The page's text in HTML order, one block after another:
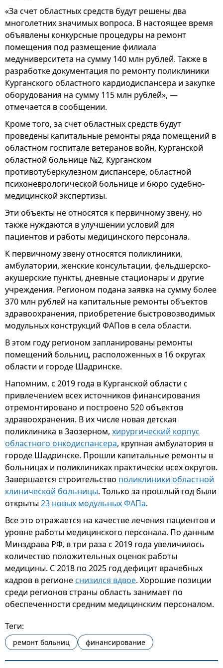
«За счет областных средств будут решены два
многолетних значимых вопроса. В настоящее время
объявлены конкурсные процедуры на ремонт
помещения под размещение филиала
медуниверситета на сумму 140 млн рублей. Также в
разработке документация по ремонту поликлиники
Курганского областного кардиодиспансера и закупке
оборудования на сумму 115 млн рублей», —
отмечается в сообщении.
Кроме того, за счет областных средств будут
проведены капитальные ремонты ряда помещений в
областном госпитале ветеранов войн, Курганской
областной больнице №2, Курганском
противотуберкулезном диспансере, областной
психоневрологической больнице и бюро судебно-
медицинской экспертизы.
Эти объекты не относятся к первичному звену, но
также нуждаются в улучшении условий для
пациентов и работы медицинского персонала.
К первичному звену относятся поликлиники,
амбулатории, женские консультации, фельдшерско-
акушерские пункты, дневные стационары и другие
учреждения. Регионом подана заявка на сумму более
370 млн рублей на капитальные ремонты объектов
здравоохранения, приобретение быстровозводимых
модульных конструкций ФАПов в села области.
В этом году регионом запланированы ремонты
помещений больниц, расположенных в 16 округах
области и городе Шадринске.
Напомним, с 2019 года в Курганской области с
привлечением всех источников финансирования
отремонтировано и построено 520 объектов
здравоохранения. В их числе новая детская
поликлиника в Заозерном, хирургический корпус
областного онкодиспансера, крупная амбулатория в
городе Шадринске. Прошли капитальные ремонты в
больницах и поликлиниках практически всех округов.
Завершается строительство поликлиники областной
клинической больницы. Только за прошлый год были
открыты23 новых модульных ФАПа.
Все это отражается на качестве лечения пациентов и
уровне работы медицинского персонала. По данным
Минздрава РФ, в три раза с 2019 года увеличилось
количество положительных оценок работы
медицины. С 2018 по 2025 год дефицит врачебных
кадров в регионе снизился вдвое. Хорошие позиции
среди регионов страны область занимает по
обеспеченности средним медицинским персоналом.
Теги:
ремонт больниц финансирование